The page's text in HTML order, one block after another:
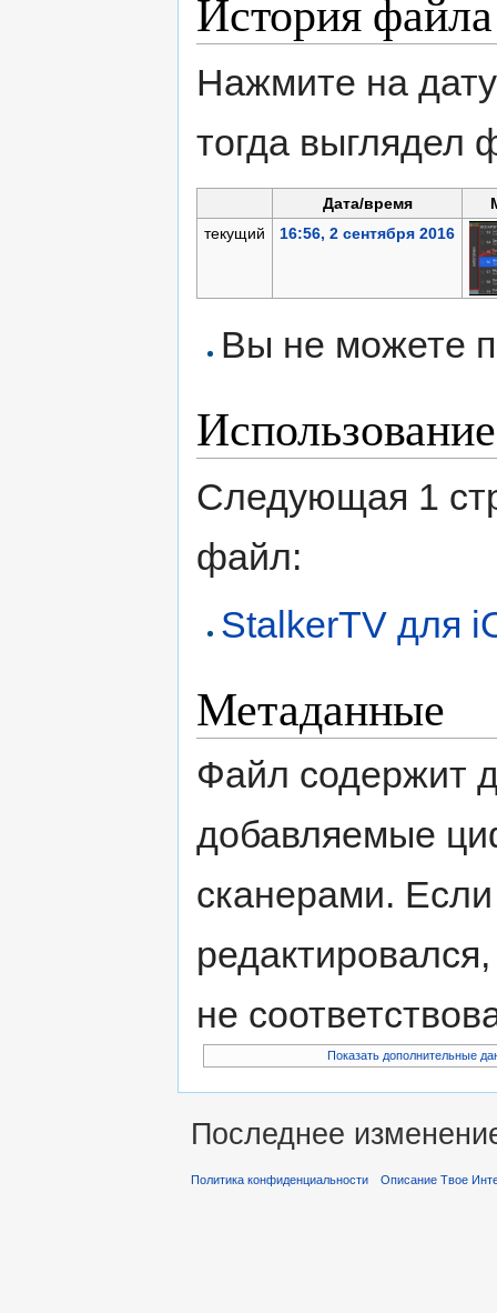
История файла
Нажмите на
тогда выглядел
Дата/время
текущий
16:56, 2 сентября 2016
Вы не можете
Следующая 1
файл:
StalkerTV для
Метаданные
Файл содержит
добавляемые
сканерами.
не
Показать дополнительные
Последнее
Политика конфиденциальности Описание Твое